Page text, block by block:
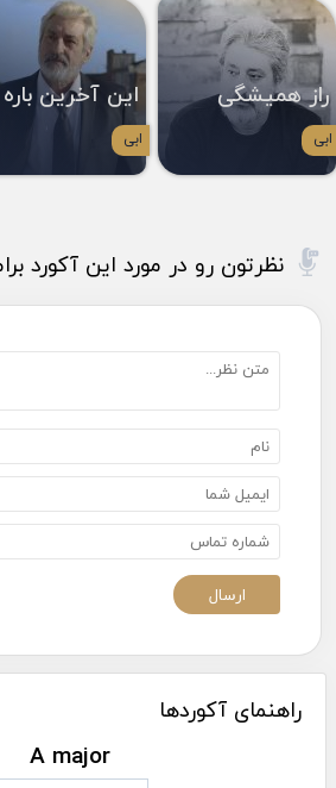
راز همیشگی
ابی
این آخرین باره
ابی
نظرتون رو در مورد این آکورد
راهنمای آکوردها
A major